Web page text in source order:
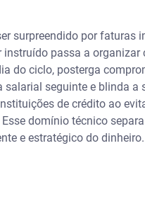
surpreendido por faturas
instruído passa a organizar
do ciclo, posterga
salarial seguinte e blinda a
de crédito ao
domínio técnico
e estratégico do dinheiro.